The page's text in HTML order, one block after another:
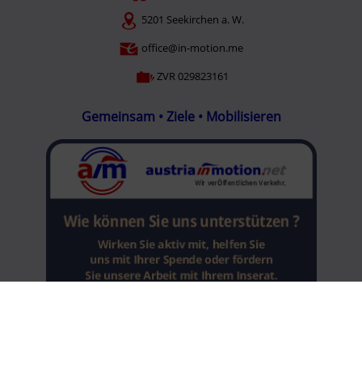
5201 Seekirchen a. W.
office@in-motion.me
ZVR 029823161
Gemeinsam • Ziele • Mobilisieren